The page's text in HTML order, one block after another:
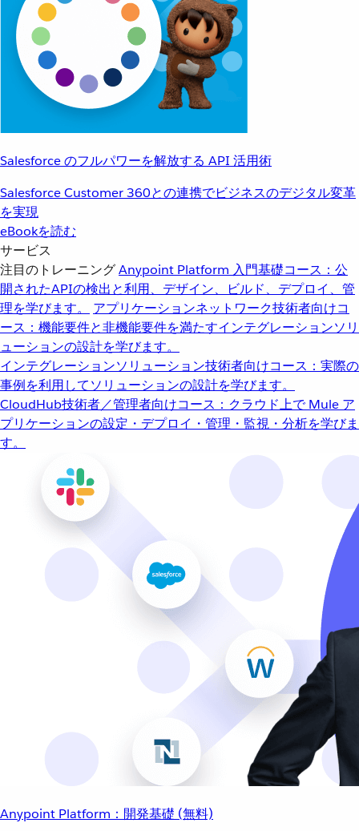
Salesforce のフルパワーを解放する API 活用術
Salesforce Customer 360との連携でビジネスのデジタル変革
を実現
eBookを読む
サービス
注目のトレーニングAnypoint Platform 入門基礎コース：公
開されたAPIの検出と利用、デザイン、ビルド、デプロイ、管
理を学びます。
アプリケーションネットワーク技術者向けコ
ース：機能要件と非機能要件を満たすインテグレーションソリ
ューションの設計を学びます。
インテグレーションソリューション技術者向けコース：実際の
事例を利用してソリューションの設計を学びます。
CloudHub技術者／管理者向けコース：クラウド上で Mule ア
プリケーションの設定・デプロイ・管理・監視・分析を学びま
す。
Anypoint Platform：開発基礎 (無料)